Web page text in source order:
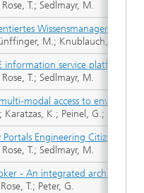
T.; Sedlmayr, M.
Wissensmanagement
M.; Knublauch, C.
information service platform
T.; Sedlmayr, M.
modal access to
Karatzas, K.; Peinel, G.; Rose, T.;
Portals Engineering Citizen-
T.; Sedlmayr, M.
- An integrated
T.; Peter, G.